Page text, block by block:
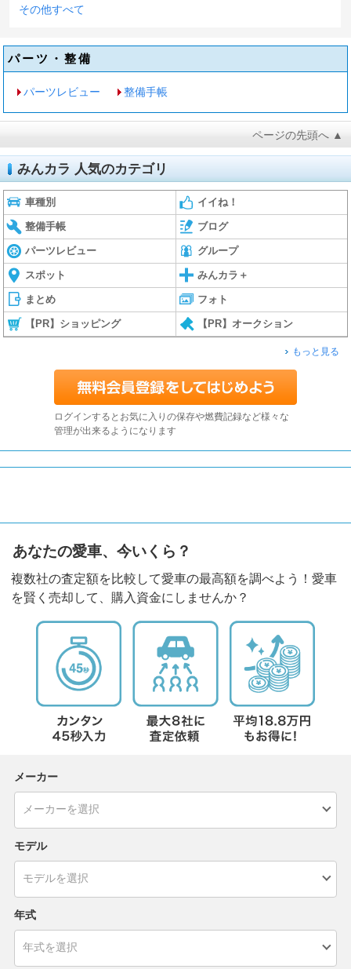
その他すべて
パーツ・整備
パーツレビュー 整備手帳
ページの先頭へ ▲
みんカラ 人気のカテゴリ
車種別 イイね！
整備手帳 ブログ
パーツレビュー グループ
スポット みんカラ＋
まとめ フォト
【PR】ショッピング 【PR】オークション
もっと見る
ログインするとお気に入りの保存や燃費記録など様々な
管理が出来るようになります
あなたの愛車、今いくら？
複数社の査定額を比較して愛車の最高額を調べよう！愛車
を賢く売却して、購入資金にしませんか？
メーカー
モデル
年式